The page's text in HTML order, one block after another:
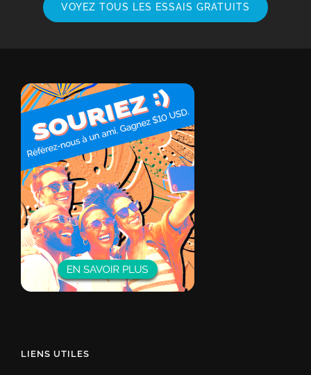
VOYEZ TOUS LES ESSAIS GRATUITS
LIENS UTILES